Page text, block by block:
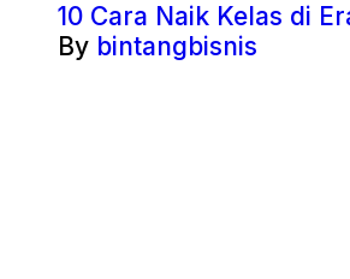
10 Cara Naik Kelas di
By bintangbisnis